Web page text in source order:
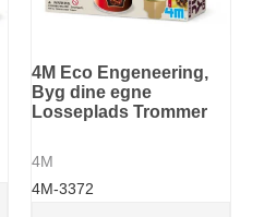
4M Eco Engeneering,
Byg dine egne
Losseplads Trommer
4M
4M-3372